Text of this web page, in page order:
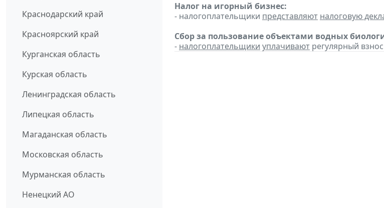
Краснодарский край
Красноярский край
Курганская область
Курская область
Ленинградская область
Липецкая область
Магаданская область
Московская область
Мурманская область
Ненецкий АО
Налог на игорный бизнес:
- налогоплательщики представляют налоговую
Сбор за пользование объектами водных
- налогоплательщики уплачивают регулярный взнос